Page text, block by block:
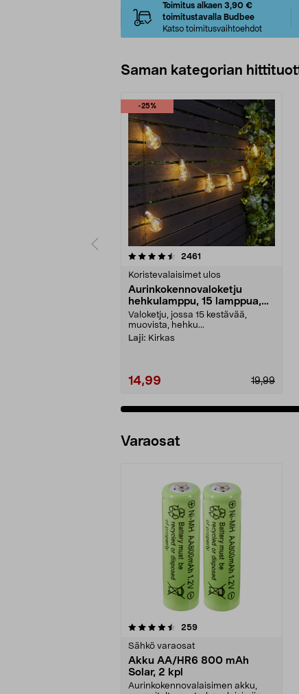
Toimitus alkaen 3,90 €
toimitustavalla Budbee
Katso toimitusvaihtoehdot
Saman kategorian
-25%
2461
Koristevalaisimet ulos
Aurinkokennovaloketju
hehkulamppu, 15 lamppua,
7,2 m
Valoketju, jossa 15 kestävää,
muovista, hehku...
Laji: Kirkas
14,99 19,99
4.5 viidestä
Varaosat
259arvostelut
Sähkö varaosat
Akku AA/HR6 800 mAh
Solar, 2 kpl
Aurinkokennovalaisimen akku,